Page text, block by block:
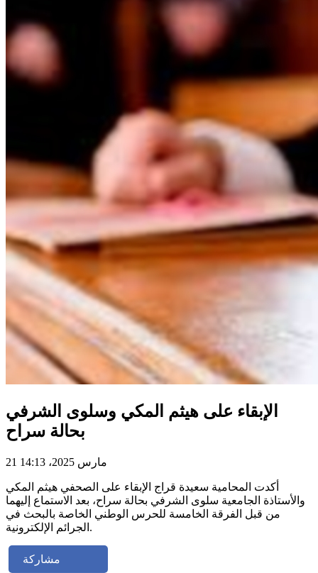
الإبقاء على هيثم المكي وسلوى الشرفي
بحالة سراح
21 مارس 2025، 14:13
أكدت المحامية سعيدة قراج الإبقاء على الصحفي هيثم المكي
والأستاذة الجامعية سلوى الشرفي بحالة سراح، بعد الاستماع إليهما
من قبل الفرقة الخامسة للحرس الوطني الخاصة بالبحث في
الجرائم الإلكترونية.
مشاركة